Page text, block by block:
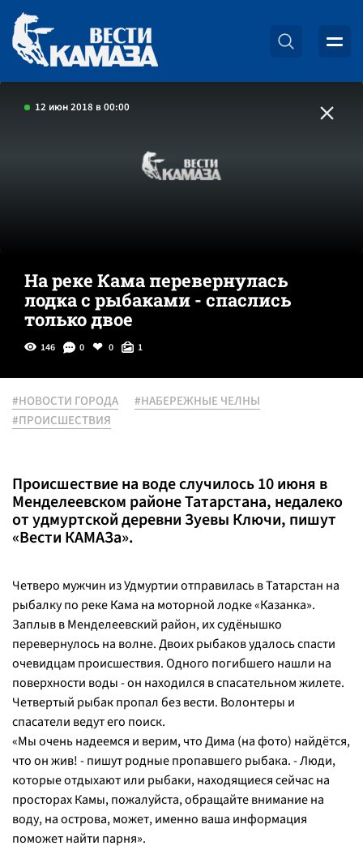
12 июн 2018 в 00:00
На реке Кама перевернулась
лодка с рыбаками - спаслись
только двое
146 0 0 1
#НОВОСТИ ГОРОДА
#НАБЕРЕЖНЫЕ ЧЕЛНЫ
#ПРОИСШЕСТВИЯ
Происшествие на воде случилось 10 июня в
Менделеевском районе Татарстана, недалеко
от удмуртской деревни Зуевы Ключи, пишут
«Вести КАМАЗа».
Четверо мужчин из Удмуртии отправилась в Татарстан на
рыбалку по реке Кама на моторной лодке «Казанка».
Заплыв в Менделеевский район, их судёнышко
перевернулось на волне. Двоих рыбаков удалось спасти
очевидцам происшествия. Одного погибшего нашли на
поверхности воды - он находился в спасательном жилете.
Четвертый рыбак пропал без вести. Волонтеры и
спасатели ведут его поиск.
«Мы очень надеемся и верим, что Дима (на фото) найдётся,
что он жив! - пишут родные пропавшего рыбака. - Люди,
которые отдыхают или рыбаки, находящиеся сейчас на
просторах Камы, пожалуйста, обращайте внимание на
воду, на острова, может, именно ваша информация
поможет найти парня».